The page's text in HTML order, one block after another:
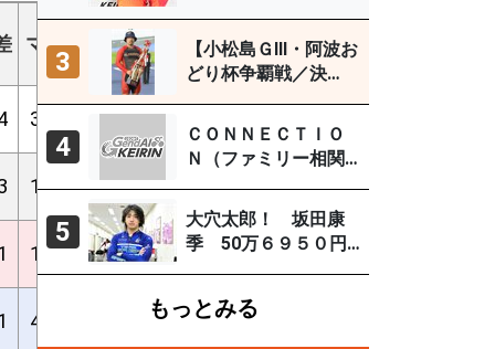
マ 1着 2着 3着 外 勝% 2連% 3連%
3 5 4
1 1 3 7 10 5% 19% 52%
1 4 1 6 19 13% 17% 37%
4 8 14 0%
３～５日）
3
【小松島ＧⅢ・阿波お
どり杯争覇戦／決
ードレース連続優勝
「自分の力を出すだ
け」
4
ＣＯＮＮＥＣＴＩＯ
Ｎ（ファミリー相関
野ＦⅠ ７月27～29
日）
5
大穴太郎！ 坂田康
季 50万６９５０円
もっとみる